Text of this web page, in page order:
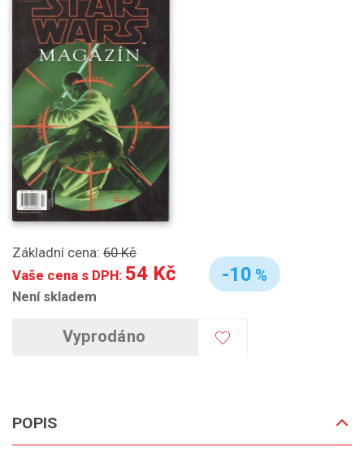
Základní cena: 60 Kč
Vaše cena s DPH: 54 Kč
Není skladem
-10 %
Vyprodáno
POPIS